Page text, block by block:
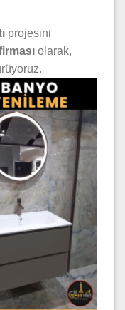
projesini
olarak,